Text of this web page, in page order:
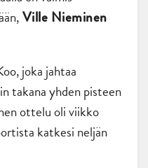
Ville Nieminen
joka jahtaa
takana yhden pisteen
ottelu oli viikko
katkesi neljän